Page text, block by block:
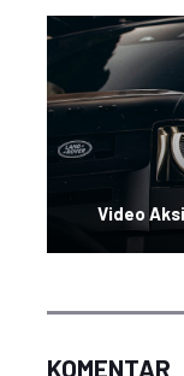
Video
KOMENTAR